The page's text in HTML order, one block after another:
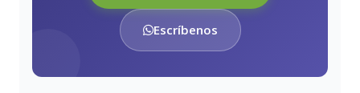
Escríbenos